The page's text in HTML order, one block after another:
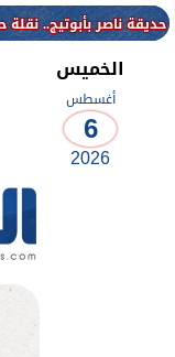
الخميس
أغسطس
6
2026